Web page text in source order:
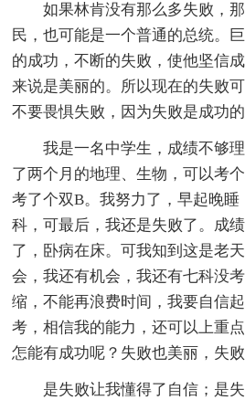
如果林肯没有那么多失败，
民，也可能是一个普通的总统。
的成功，不断的失败，使他坚信
来说是美丽的。所以现在的失败
不要畏惧失败，因为失败是成功的
我是一名中学生，成绩不够
了两个月的地理、生物，可以考
考了个双B。我努力了，早起晚睡
科，可最后，我还是失败了。成
了，卧病在床。可我知到这是老
会，我还有机会，我还有七科没
缩，不能再浪费时间，我要自信
考，相信我的能力，还可以上重
怎能有成功呢？失败也美丽，失
是失败让我懂得了自信；是